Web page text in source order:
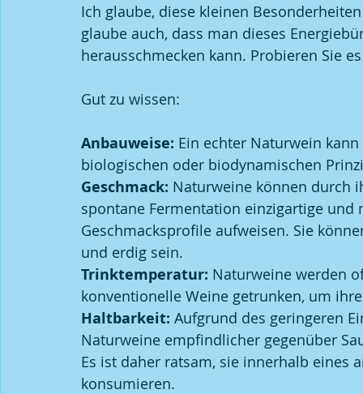
Ich glaube, diese kleinen
glaube auch, dass man dieses
herausschmecken kann. Probieren Sie
Gut zu wissen:
Anbauweise: Ein echter Naturwein
biologischen oder biodynamischen
Geschmack: Naturweine können durch
spontane Fermentation einzigartige
Geschmacksprofile aufweisen. Sie
und erdig sein.
Trinktemperatur: Naturweine werden
konventionelle Weine getrunken, um
Haltbarkeit: Aufgrund des geringeren
Naturweine empfindlicher gegenüber
Es ist daher ratsam, sie innerhalb eines
konsumieren.